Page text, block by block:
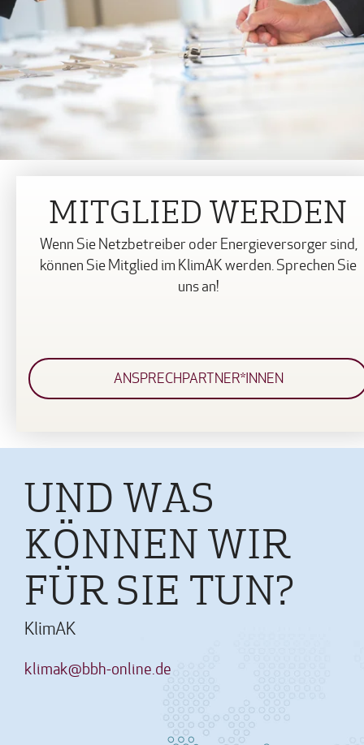
MITGLIED WERDEN
Wenn Sie Netzbetreiber oder Energieversorger sind,
können Sie Mitglied im KlimAK werden. Sprechen Sie
uns an!
ANSPRECHPARTNER*INNEN
UND WAS
KÖNNEN WIR
FÜR SIE TUN?
KlimAK
klimak@bbh-online.de